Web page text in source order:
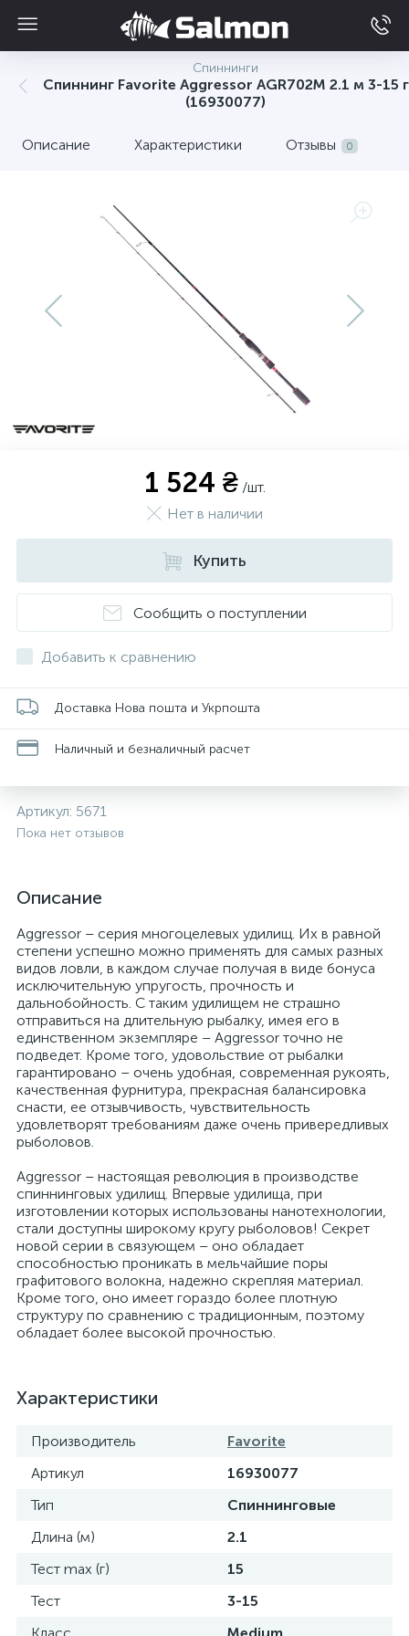
Спиннинги
Спиннинг Favorite Aggressor AGR702M 2.1 м 3-15 г
(16930077)
Описание Характеристики Отзывы 0
1 524 ₴ /шт.
Нет в наличии
Купить
Сообщить о поступлении
Добавить к сравнению
Доставка Нова пошта и Укрпошта
Наличный и безналичный расчет
Артикул: 5671
Пока нет отзывов
Описание
Aggressor – серия многоцелевых удилищ. Их в равной
степени успешно можно применять для самых разных
видов ловли, в каждом случае получая в виде бонуса
исключительную упругость, прочность и
дальнобойность. С таким удилищем не страшно
отправиться на длительную рыбалку, имея его в
единственном экземпляре – Aggressor точно не
подведет. Кроме того, удовольствие от рыбалки
гарантировано – очень удобная, современная рукоять,
качественная фурнитура, прекрасная балансировка
снасти, ее отзывчивость, чувствительность
удовлетворят требованиям даже очень привередливых
рыболовов.
Aggressor – настоящая революция в производстве
спиннинговых удилищ. Впервые удилища, при
изготовлении которых использованы нанотехнологии,
стали доступны широкому кругу рыболовов! Секрет
новой серии в связующем – оно обладает
способностью проникать в мельчайшие поры
графитового волокна, надежно скрепляя материал.
Кроме того, оно имеет гораздо более плотную
структуру по сравнению с традиционным, поэтому
обладает более высокой прочностью.
Характеристики
Производитель
Favorite
Артикул
16930077
Тип
Спиннинговые
Длина (м)
2.1
Тест max (г)
15
Тест
3-15